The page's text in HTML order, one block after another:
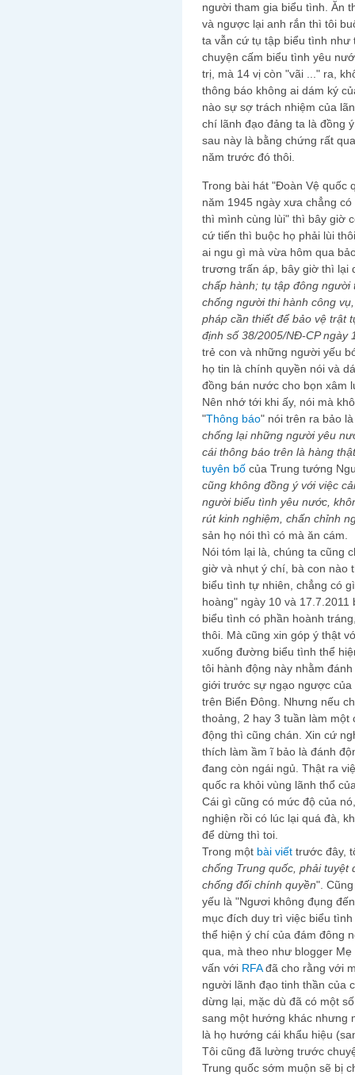
người tham gia biểu tình. Ăn
và ngược lại anh rắn thì tôi
ta vẫn cứ tụ tập biểu tình
chuyện cấm biểu tình yêu
trị, mà 14 vị còn "vãi ..." ra,
thông báo không ai dám ký
nào sự sợ trách nhiệm của
chí lãnh đạo đảng ta là đồng
sau này là bằng chứng rất
năm trước đó thôi.
Trong bài hát "Đoàn Vệ quốc
năm 1945 ngày xưa chẳng
thì mình cùng lùi" thì bây giờ
cứ tiến thì buộc họ phải lùi
ai ngu gì mà vừa hôm qua
trương trấn áp, bây giờ thì lại
chấp hành; tụ tập đông
chống người thi hành công
pháp cần thiết để bảo vệ trật
định số 38/2005/NĐ-CP ngày
trẻ con và những người yếu
họ tin là chính quyền nói và
đồng bán nước cho bọn xâm
Nên nhớ tới khi ấy, nói mà
"Thông báo" nói trên ra bảo
chống lại những người yêu
cái thông báo trên là hàng thật
tuyên bố của Trung tướng
cũng không đồng ý với việc
người biểu tình yêu nước,
rút kinh nghiệm, chấn chỉnh
sản họ nói thì có mà ăn cám.
Nói tóm lại là, chúng ta cũng
giờ và nhụt ý chí, bà con nào
biểu tình tự nhiên, chẳng có
hoàng" ngày 10 và
biểu tình có phần hoành
thôi. Mà cũng xin góp ý thật
xuống đường biểu tình thể
tôi hành động này nhằm
giới trước sự ngạo ngược của
trên Biển Đông. Nhưng nếu
thoảng, 2 hay 3 tuần làm
động thì cũng chán. Xin cứ
thích làm ầm ĩ bảo là đánh
đang còn ngái ngủ. Thật ra
quốc ra khỏi vùng lãnh thổ
Cái gì cũng có mức độ của
nghiện rồi có lúc lại quá đà,
để dừng thì toi.
Trong một bài viết trước đây,
chống Trung quốc, phải tuyệt
chống đối chính quyền".
yếu là "Ngươi không đụng
mục đích duy trì việc biểu
thể hiện ý chí của đám đông
qua, mà theo như blogger
vấn với RFAđã cho rằng với
người lãnh đạo tinh thần của
dừng lại, mặc dù đã có một
sang một hướng khác nhưng
là họ hướng cái khẩu hiệu
Tôi cũng đã lường trước
Trung quốc sớm muộn sẽ bị